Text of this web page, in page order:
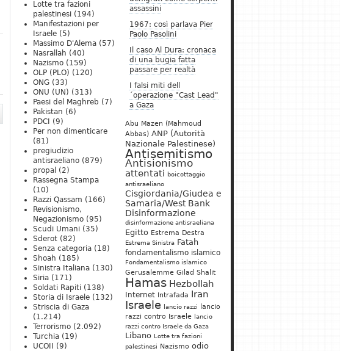
assassini
1967: così parlava Pier
Paolo Pasolini
Il caso Al Dura: cronaca
di una bugia fatta
passare per realtà
I falsi miti dell
´operazione "Cast Lead"
a Gaza
Abu Mazen (Mahmoud
Abbas) ANP (Autorità
Nazionale Palestinese)
Antisemitismo
Antisionismo
attentati boicottaggio
antisraeliano
Cisgiordania/Giudea e
Samaria/West Bank
Disinformazione
disinformazione antisraeliana
Egitto Estrema Destra
Estrema Sinistra Fatah
fondamentalismo islamico
Fondamentalismo islamico
Gerusalemme Gilad Shalit
Hamas Hezbollah
Internet Intrafada Iran
Israele lancio razzi
lancio
razzi contro Israele lancio
razzi contro Israele da Gaza
Libano Lotte tra fazioni
palestinesi Nazismo odio
Lotte tra fazioni
palestinesi (194)
Manifestazioni per
Israele (5)
Massimo D'Alema (57)
Nasrallah (40)
Nazismo (159)
OLP (PLO) (120)
ONG (33)
ONU (UN) (313)
Paesi del Maghreb (7)
Pakistan (6)
PDCI
(9)
Per non dimenticare
(81)
pregiudizio
antisraeliano (879)
propal (2)
Rassegna Stampa
(10)
Razzi Qassam (166)
Revisionismo,
Negazionismo (95)
Scudi Umani (35)
Sderot (82)
Senza categoria (18)
Shoah (185)
Sinistra Italiana (130)
Siria (171)
Soldati Rapiti (138)
Storia di Israele (132)
Striscia di Gaza
(1.214)
Terrorismo (2.092)
Turchia (19)
UCOII
(9)